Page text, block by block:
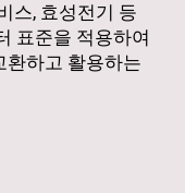
스, 효성전기 등
표준을 적용하여
환하고 활용하는